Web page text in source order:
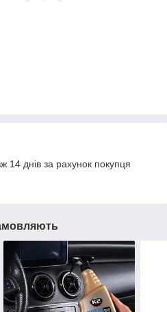
14 днів за рахунок покупця